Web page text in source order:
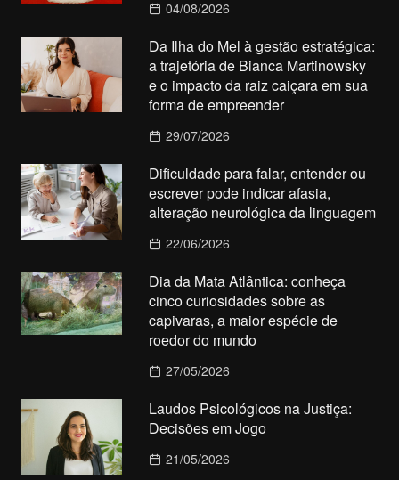
04/08/2026
Da Ilha do Mel à gestão estratégica:
a trajetória de Bianca Martinowsky
e o impacto da raiz caiçara em sua
forma de empreender
29/07/2026
Dificuldade para falar, entender ou
escrever pode indicar afasia,
alteração neurológica da linguagem
22/06/2026
Dia da Mata Atlântica: conheça
cinco curiosidades sobre as
capivaras, a maior espécie de
roedor do mundo
27/05/2026
Laudos Psicológicos na Justiça:
Decisões em Jogo
21/05/2026